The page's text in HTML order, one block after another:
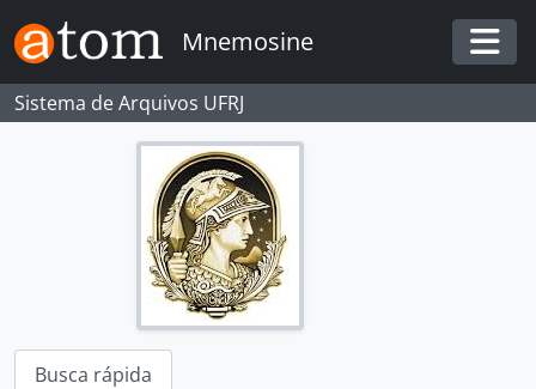
Skip to main content
Mnemosine
Sistema de Arquivos UFRJ
Busca rápida